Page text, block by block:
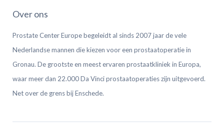
Over ons
Prostate Center Europe begeleidt al sinds 2007 jaar de vele
Nederlandse mannen die kiezen voor een prostaatoperatie in
Gronau. De grootste en meest ervaren prostaatkliniek in Europa,
waar meer dan 22.000 Da Vinci prostaatoperaties zijn uitgevoerd.
Net over de grens bij Enschede.